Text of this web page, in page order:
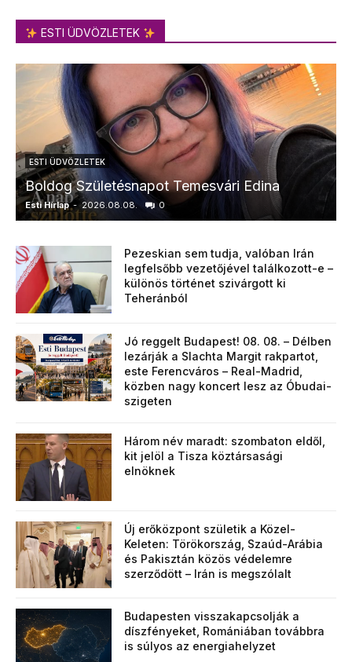
ESTI ÜDVÖZLETEK
ESTI ÜDVÖZLETEK
Boldog Születésnapot Temesvári Edina
Esti Hírlap - 2026.08.08. 0
Pezeskian sem tudja, valóban Irán
legfelsőbb vezetőjével találkozott-e –
különös történet szivárgott ki
Teheránból
Jó reggelt Budapest! 08. 08. – Délben
lezárják a Slachta Margit rakpartot,
este Ferencváros – Real-Madrid,
közben nagy koncert lesz az Óbudai-
szigeten
Három név maradt: szombaton eldől,
kit jelöl a Tisza köztársasági
elnöknek
Új erőközpont születik a Közel-
Keleten: Törökország, Szaúd-Arábia
és Pakisztán közös védelemre
szerződött – Irán is megszólalt
Budapesten visszakapcsolják a
díszfényeket, Romániában továbbra
is súlyos az energiahelyzet